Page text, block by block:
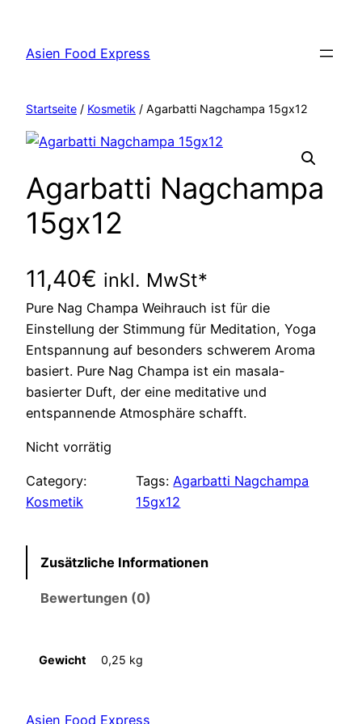
springen
Asien Food Express
Startseite / Kosmetik / Agarbatti Nagchampa 15gx12
Agarbatti Nagchampa
15gx12
11,40€ inkl. MwSt*
Pure Nag Champa Weihrauch ist für die
Einstellung der Stimmung für Meditation, Yoga
Entspannung auf besonders schwerem Aroma
basiert. Pure Nag Champa ist ein masala-
basierter Duft, der eine meditative und
entspannende Atmosphäre schafft.
Nicht vorrätig
Category:
Kosmetik
Tags:Agarbatti Nagchampa
15gx12
Zusätzliche Informationen
Bewertungen (0)
Gewicht 0,25 kg
Asien Food Express